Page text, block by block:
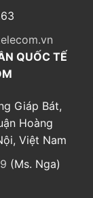
QUỐC TẾ
Giáp Bát,
Hoàng
Việt Nam
(Ms. Nga)